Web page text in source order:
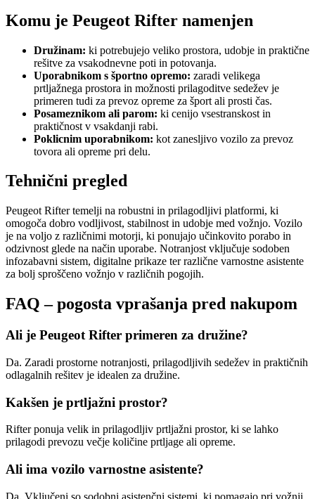
Komu je Peugeot Rifter namenjen
Družinam: ki potrebujejo veliko prostora, udobje in praktične
rešitve za vsakodnevne poti in potovanja.
Uporabnikom s športno opremo: zaradi velikega
prtljažnega prostora in možnosti prilagoditve sedežev je
primeren tudi za prevoz opreme za šport ali prosti čas.
Posameznikom ali parom: ki cenijo vsestranskost in
praktičnost v vsakdanji rabi.
Poklicnim uporabnikom: kot zanesljivo vozilo za prevoz
tovora ali opreme pri delu.
Tehnični pregled
Peugeot Rifter temelji na robustni in prilagodljivi platformi, ki
omogoča dobro vodljivost, stabilnost in udobje med vožnjo. Vozilo
je na voljo z različnimi motorji, ki ponujajo učinkovito porabo in
odzivnost glede na način uporabe. Notranjost vključuje sodoben
infozabavni sistem, digitalne prikaze ter različne varnostne asistente
za bolj sproščeno vožnjo v različnih pogojih.
FAQ – pogosta vprašanja pred nakupom
Ali je Peugeot Rifter primeren za družine?
Da. Zaradi prostorne notranjosti, prilagodljivih sedežev in praktičnih
odlagalnih rešitev je idealen za družine.
Kakšen je prtljažni prostor?
Rifter ponuja velik in prilagodljiv prtljažni prostor, ki se lahko
prilagodi prevozu večje količine prtljage ali opreme.
Ali ima vozilo varnostne asistente?
Da. Vključeni so sodobni asistenčni sistemi, ki pomagajo pri vožnji